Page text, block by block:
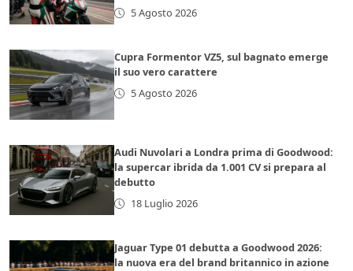
5 Agosto 2026
Cupra Formentor VZ5, sul bagnato emerge
il suo vero carattere
5 Agosto 2026
Audi Nuvolari a Londra prima di Goodwood:
la supercar ibrida da 1.001 CV si prepara al
debutto
18 Luglio 2026
Jaguar Type 01 debutta a Goodwood 2026:
la nuova era del brand britannico in azione